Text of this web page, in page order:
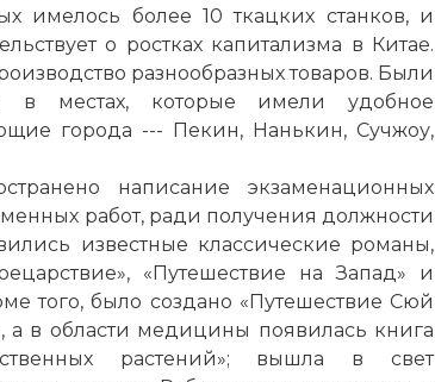
имелось более 10 ткацких станков, и
о ростках капитализма в Китае.
разнообразных товаров. Были
в местах, которые имели удобное
города --- Пекин, Нанькин, Сучжоу,
написание экзаменационных
работ, ради получения должности
известные классические романы,
«Путешествие на Запад» и
того, было создано «Путешествие Сюй
а в области медицины появилась книга
растений»; вышла в свет